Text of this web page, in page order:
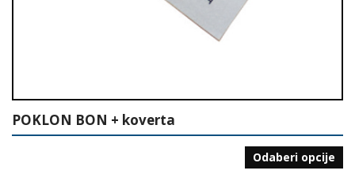
POKLON BON + koverta
Odaberi opcije